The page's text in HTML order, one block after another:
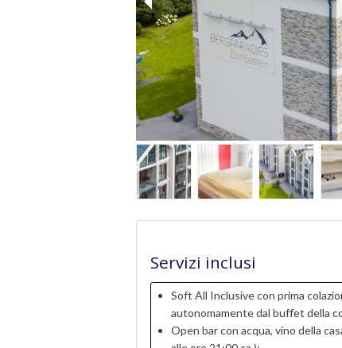
Servizi inclusi
Soft All Inclusive con prima
autonomamente dal buffet della
Open bar con acqua, vino della